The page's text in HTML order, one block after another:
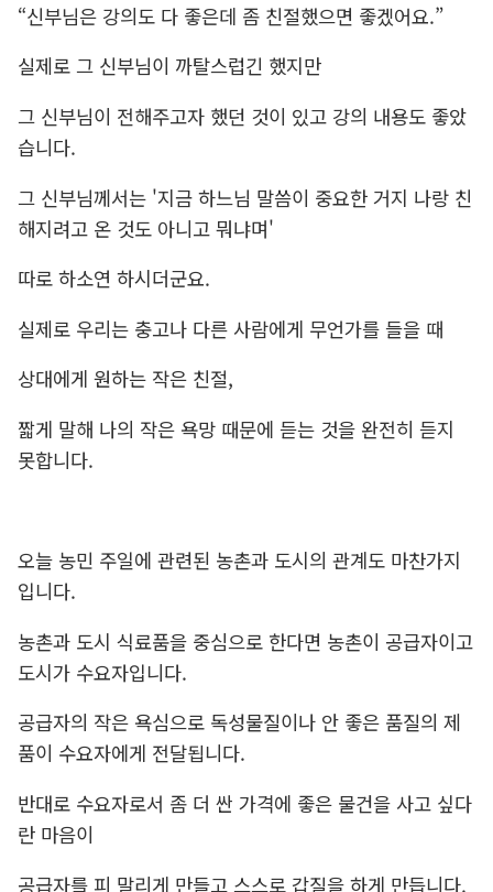
“신부님은 강의도 다 좋은데 좀 친절했으면 좋겠어요.”
실제로 그 신부님이 까탈스럽긴 했지만
그 신부님이 전해주고자 했던 것이 있고 강의 내용도 좋았
습니다.
그 신부님께서는 '지금 하느님 말씀이 중요한 거지 나랑 친
해지려고 온 것도 아니고 뭐냐며'
따로 하소연 하시더군요.
실제로 우리는 충고나 다른 사람에게 무언가를 들을 때
상대에게 원하는 작은 친절,
짧게 말해 나의 작은 욕망 때문에 듣는 것을 완전히 듣지
못합니다.
오늘 농민 주일에 관련된 농촌과 도시의 관계도 마찬가지
입니다.
농촌과 도시 식료품을 중심으로 한다면 농촌이 공급자이고
도시가 수요자입니다.
공급자의 작은 욕심으로 독성물질이나 안 좋은 품질의 제
품이 수요자에게 전달됩니다.
반대로 수요자로서 좀 더 싼 가격에 좋은 물건을 사고 싶다
란 마음이
공급자를 피 말리게 만들고 스스로 갑질을 하게 만듭니다.